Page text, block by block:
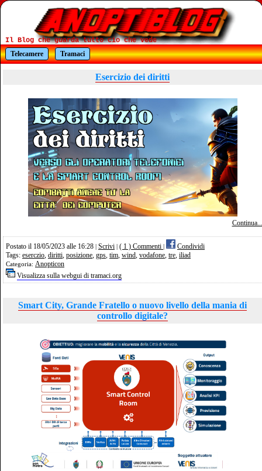
Il Blog che guarda tutto cio che vede
Telecamere
Tramaci
Esercizio dei diritti
Continua...
Postato il 18/05/2023 alle 16:28 Scrivi ( 1 ) Commenti
Condividi
Tags: eserczio diritti posizione gps tim wind vodafone tre iliad
Categoria: Anopticon
Visualizza sulla webgui di tramaci.org
Smart City, Grande Fratello o nuovo livello della mania di
controllo digitale?